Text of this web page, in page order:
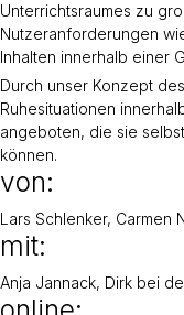
Unterrichtsraumes zu
Nutzeranforderungen
Inhalten innerhalb einer
Durch unser Konzept
Ruhesituationen
angeboten, die sie
können.
von:
Lars Schlenker, Carmen
mit:
Anja Jannack, Dirk bei